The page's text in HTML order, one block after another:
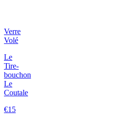
Verre
Volé
Le
Tire-
bouchon
Le
Coutale
€15